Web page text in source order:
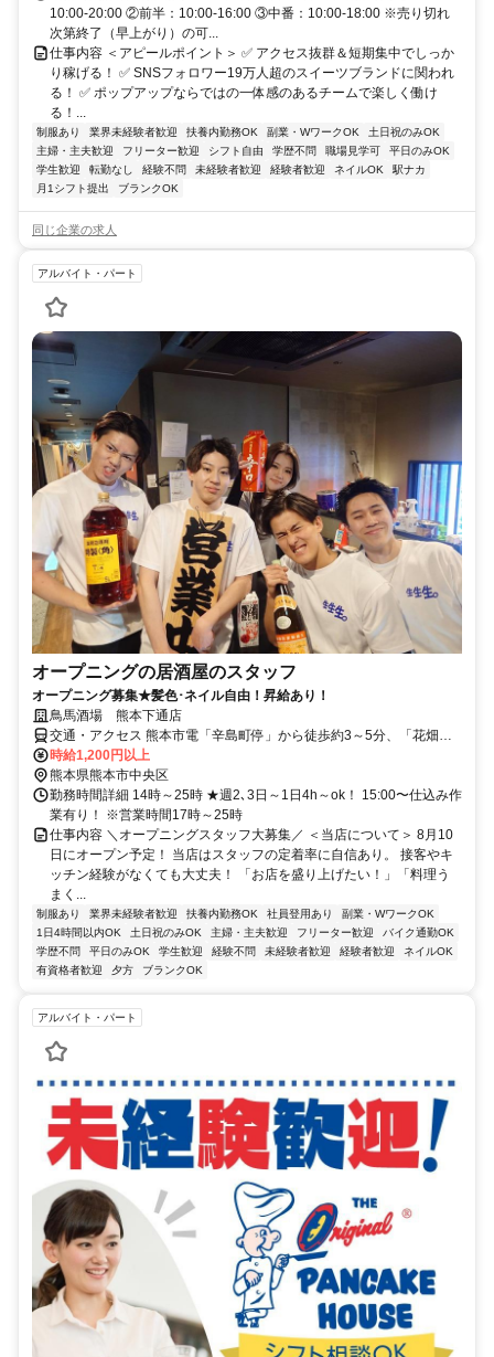
10:00-20:00 ②前半：10:00-16:00 ③中番：10:00-18:00 ※売り切れ
次第終了（早上がり）の可...
仕事内容 ＜アピールポイント＞ ✅ アクセス抜群＆短期集中でしっか
り稼げる！ ✅ SNSフォロワー19万人超のスイーツブランドに関われ
る！ ✅ ポップアップならではの一体感のあるチームで楽しく働け
る！...
制服あり 業界未経験者歓迎 扶養内勤務OK 副業・WワークOK
土日祝のみOK
主婦・主夫歓迎
フリーター歓迎 シフト自由 学歴不問 職場見学可
平日のみOK
学生歓迎
転勤なし 経験不問 未経験者歓迎 経験者歓迎 ネイルOK
駅ナカ
月1シフト提出
ブランクOK
同じ企業の求人
アルバイト・パート
オープニングの居酒屋のスタッフ
オープニング募集★髪色･ネイル自由！昇給あり！
鳥馬酒場 熊本下通店
交通・アクセス 熊本市電「辛島町停」から徒歩約3～5分、「花畑町
停」停留場から徒歩約3～4分
時給1,200円以上
熊本県熊本市中央区
勤務時間詳細 14時～25時 ★週2､3日～1日4h～ok！ 15:00〜仕込み作
業有り！ ※営業時間17時～25時
仕事内容 ＼オープニングスタッフ大募集／ ＜当店について＞ 8月10
日にオープン予定！ 当店はスタッフの定着率に自信あり。 接客やキ
ッチン経験がなくても大丈夫！ 「お店を盛り上げたい！」「料理う
まく...
制服あり 業界未経験者歓迎 扶養内勤務OK 社員登用あり
副業・WワークOK
1日4時間以内OK
土日祝のみOK 主婦・主夫歓迎 フリーター歓迎
バイク通勤OK
学歴不問
平日のみOK 学生歓迎 経験不問 未経験者歓迎 経験者歓迎
ネイルOK
有資格者歓迎
夕方 ブランクOK
アルバイト・パート